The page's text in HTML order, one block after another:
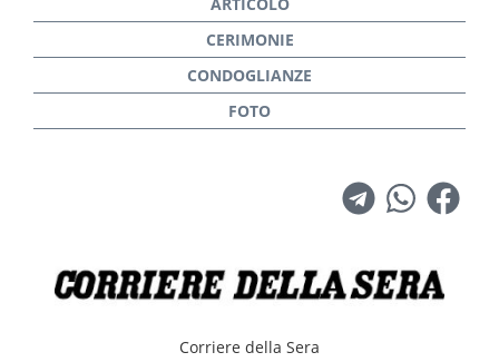
Corriere della Sera